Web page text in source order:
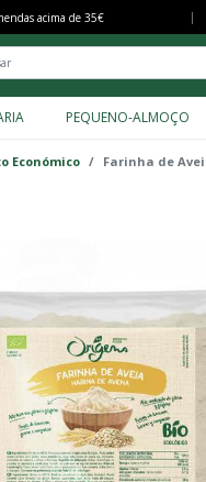
acima de 35€ |
PEQUENO-ALMOÇO
Económico Farinha de